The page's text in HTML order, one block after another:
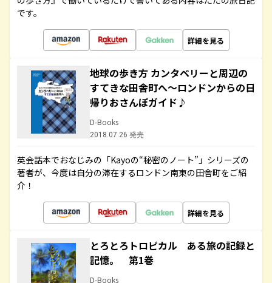
です。
詳細を見る
地球の歩き方 カンタベリーと周辺の
すてきな田舎町へ～ロンドンからの日
帰りおさんぽガイド♪
D-Books
2018.07.26 発売
英会話本でおなじみの「Kayoの“秘密のノート”」シリーズの
著者が、今度は自分の滞在するロンドン南東の田舎町をご紹
介！
詳細を見る
とろとろトロピカル ある旅の記録と
記憶。 第1巻
D-Books